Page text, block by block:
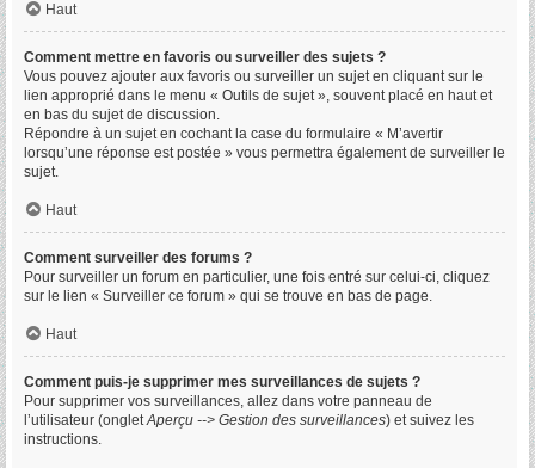
Haut
Comment mettre en favoris ou surveiller des sujets ?
Vous pouvez ajouter aux favoris ou surveiller un sujet en cliquant sur le
lien approprié dans le menu « Outils de sujet », souvent placé en haut et
en bas du sujet de discussion.
Répondre à un sujet en cochant la case du formulaire « M’avertir
lorsqu’une réponse est postée » vous permettra également de surveiller le
sujet.
Haut
Comment surveiller des forums ?
Pour surveiller un forum en particulier, une fois entré sur celui-ci, cliquez
sur le lien « Surveiller ce forum » qui se trouve en bas de page.
Haut
Comment puis-je supprimer mes surveillances de sujets ?
Pour supprimer vos surveillances, allez dans votre panneau de
l’utilisateur (ongletAperçu --> Gestion des surveillances) et suivez les
instructions.